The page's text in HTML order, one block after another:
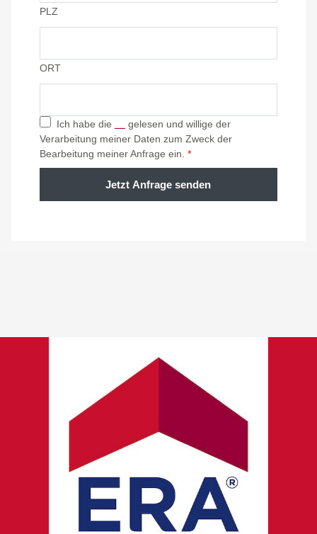
PLZ
ORT
Ich habe die
gelesen und willige der
Verarbeitung meiner Daten zum Zweck der
Bearbeitung meiner Anfrage ein. *
Jetzt Anfrage senden